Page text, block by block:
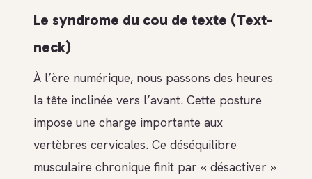
Le syndrome du cou de texte (Text-
neck)
À l’ère numérique, nous passons des heures
la tête inclinée vers l’avant. Cette posture
impose une charge importante aux
vertèbres cervicales. Ce déséquilibre
musculaire chronique finit par « désactiver »